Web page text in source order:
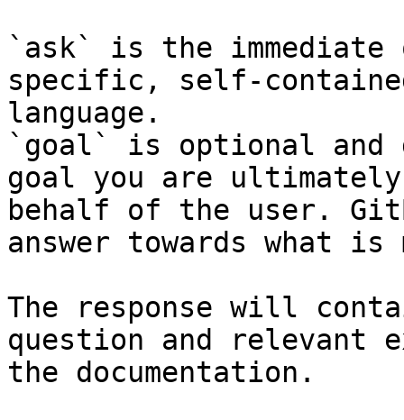
`ask` is the
specific, self-
language.
`goal` is optional and
goal you are
behalf of the user.
answer towards what
The response will
question and relevant
the documentation.